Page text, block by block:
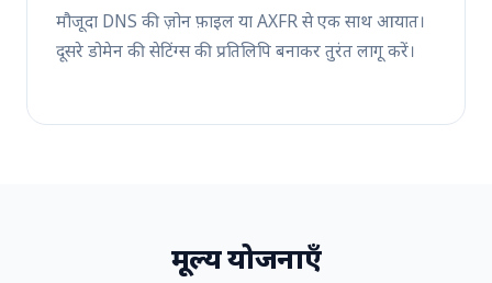
मौजूदा DNS की ज़ोन फ़ाइल या AXFR से एक साथ आयात।
दूसरे डोमेन की सेटिंग्स की प्रतिलिपि बनाकर तुरंत लागू करें।
मूल्य योजनाएँ